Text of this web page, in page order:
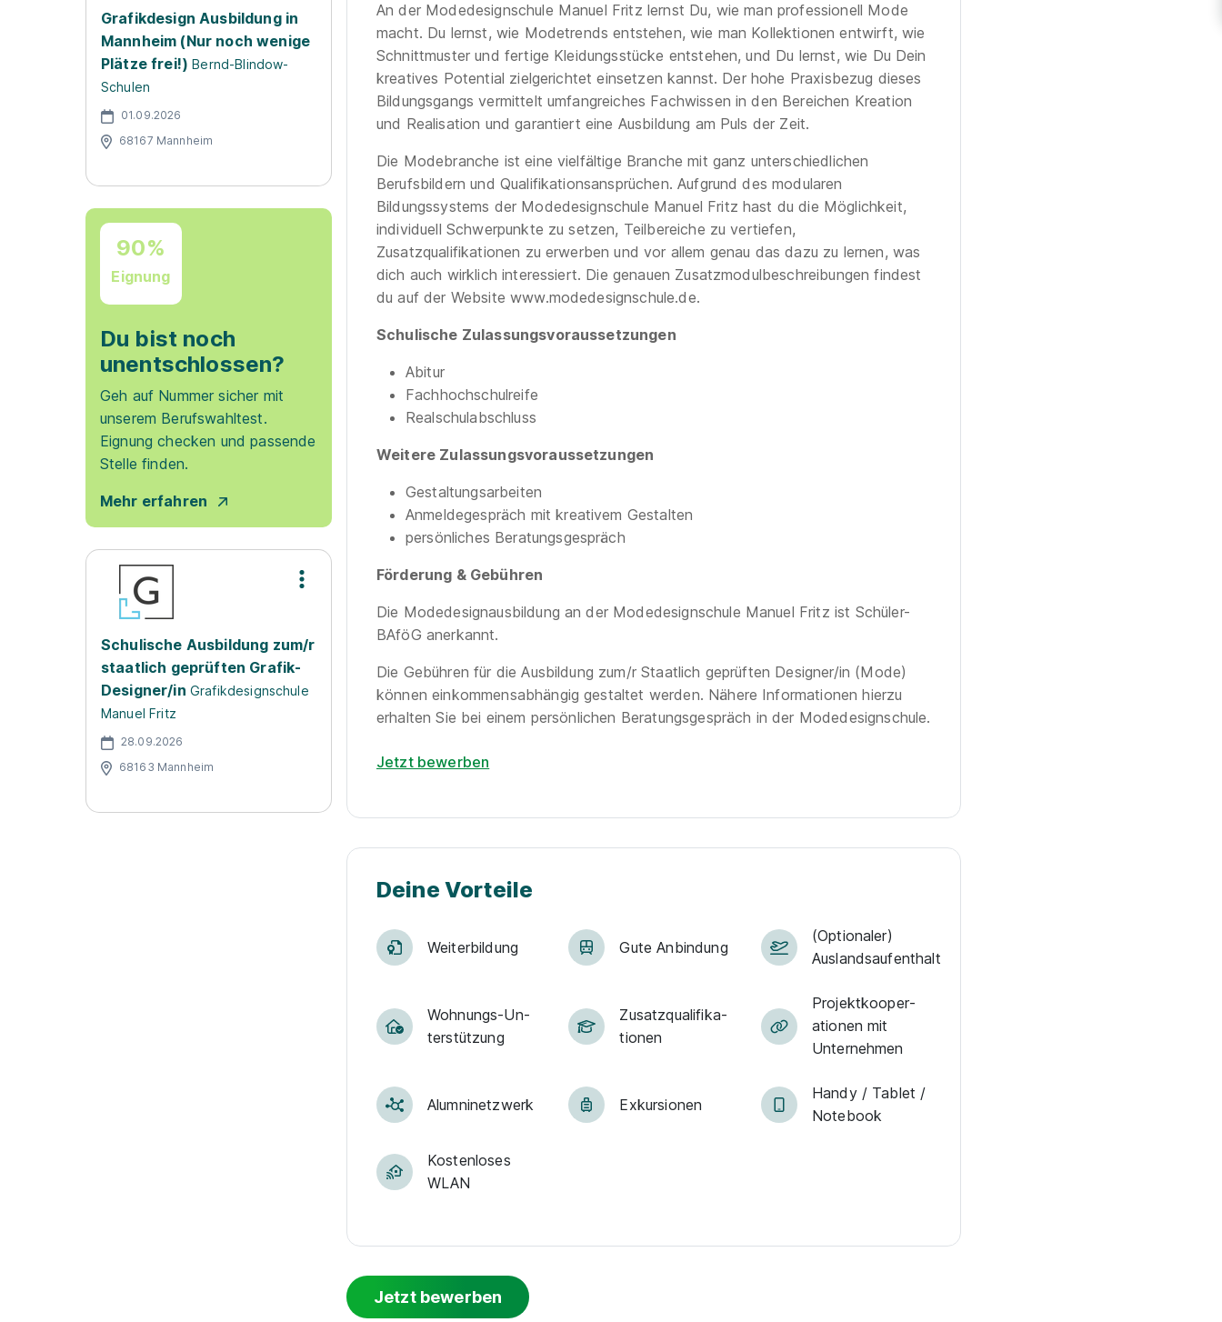
Grafikdesign Ausbildung in
Mannheim (Nur noch wenige
Plätze frei!) Bernd-Blindow-
Schulen
01.09.2026
68167 Mannheim
90%
Eignung
Du bist noch
unentschlossen?
Geh auf Nummer sicher mit
unserem Berufswahltest.
Eignung checken und passende
Stelle finden.
Mehr erfahren
Schulische Ausbildung zum/r
staatlich geprüften Grafik-
Designer/in Grafikdesignschule
Manuel Fritz
28.09.2026
68163 Mannheim
An der Modedesignschule Manuel Fritz lernst Du, wie man professionell Mode
macht. Du lernst, wie Modetrends entstehen, wie man Kollektionen entwirft, wie
Schnittmuster und fertige Kleidungsstücke entstehen, und Du lernst, wie Du Dein
kreatives Potential zielgerichtet einsetzen kannst. Der hohe Praxisbezug dieses
Bildungsgangs vermittelt umfangreiches Fachwissen in den Bereichen Kreation
und Realisation und garantiert eine Ausbildung am Puls der Zeit.
Die Modebranche ist eine vielfältige Branche mit ganz unterschiedlichen
Berufsbildern und Qualifikationsansprüchen. Aufgrund des modularen
Bildungssystems der Modedesignschule Manuel Fritz hast du die Möglichkeit,
individuell Schwerpunkte zu setzen, Teilbereiche zu vertiefen,
Zusatzqualifikationen zu erwerben und vor allem genau das dazu zu lernen, was
dich auch wirklich interessiert. Die genauen Zusatzmodulbeschreibungen findest
du auf der Website www.modedesignschule.de.
Schulische Zulassungsvoraussetzungen
Abitur
Fachhochschulreife
Realschulabschluss
Weitere Zulassungsvoraussetzungen
Gestaltungsarbeiten
Anmeldegespräch mit kreativem Gestalten
persönliches Beratungsgespräch
Förderung & Gebühren
Die Modedesignausbildung an der Modedesignschule Manuel Fritz ist Schüler-
BAföG anerkannt.
Die Gebühren für die Ausbildung zum/r Staatlich geprüften Designer/in (Mode)
können einkommensabhängig gestaltet werden. Nähere Informationen hierzu
erhalten Sie bei einem persönlichen Beratungsgespräch in der Modedesignschule.
Jetzt bewerben
Deine Vorteile
Weiter­bildung Gute An­bin­dung
(Optionaler)
Auslandsaufenthalt
Woh­nungs-Un­
ter­stüt­zung
Zu­satz­qua­li­fi­ka­
tio­nen
Projekt­kooper­
ationen mit
Unternehmen
Alumni­netz­werk Exkur­sionen
Han­dy / Tab­let /
Note­book
Kostenloses
WLAN
Jetzt bewerben